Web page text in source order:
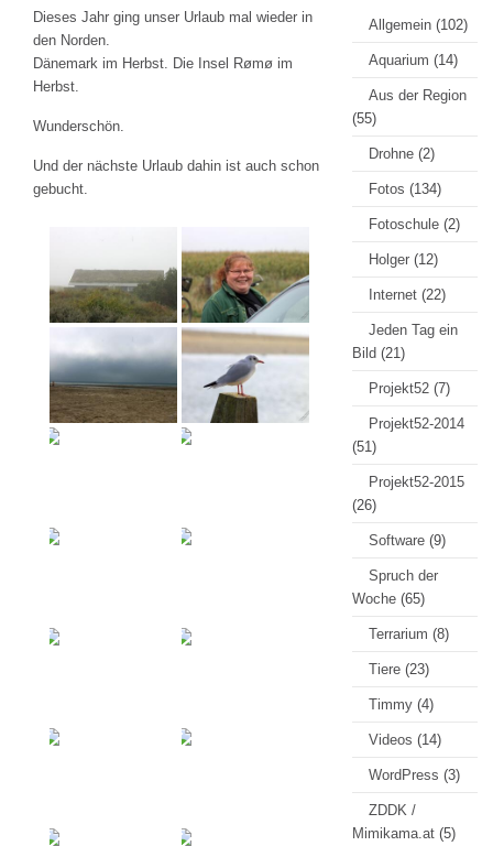
Urlaub
Dieses Jahr ging unser Urlaub mal wieder in
den Norden.
Dänemark im Herbst. Die Insel Rømø im
Herbst.
Wunderschön.
Und der nächste Urlaub dahin ist auch schon
gebucht.
Allgemein (102)
Aquarium (14)
Aus der Region
(55)
Drohne (2)
Fotos (134)
Fotoschule (2)
Holger (12)
Internet (22)
Jeden Tag ein
Bild (21)
Projekt52 (7)
Projekt52-2014
(51)
Projekt52-2015
(26)
Software (9)
Spruch der
Woche (65)
Terrarium (8)
Tiere (23)
Timmy (4)
Videos (14)
WordPress (3)
ZDDK /
Mimikama.at (5)